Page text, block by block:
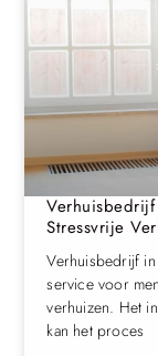
Stressvrije
Verhuisbedrijf
service voor
verhuizen. Het
kan het proces